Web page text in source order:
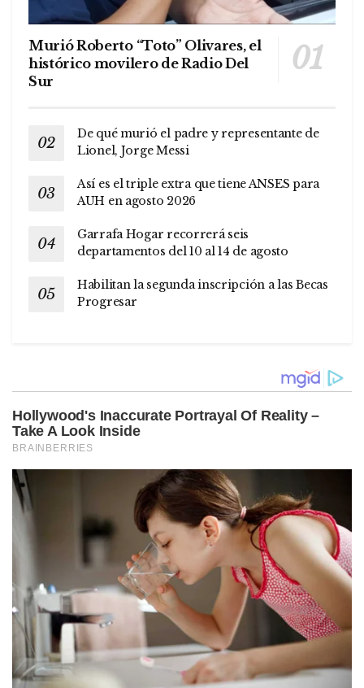
Murió Roberto “Toto” Olivares, el
histórico movilero de Radio Del
Sur
De qué murió el padre y representante de
Lionel, Jorge Messi
Así es el triple extra que tiene ANSES para
AUH en agosto 2026
Garrafa Hogar recorrerá seis
departamentos del 10 al 14 de agosto
Habilitan la segunda inscripción a las Becas
Progresar